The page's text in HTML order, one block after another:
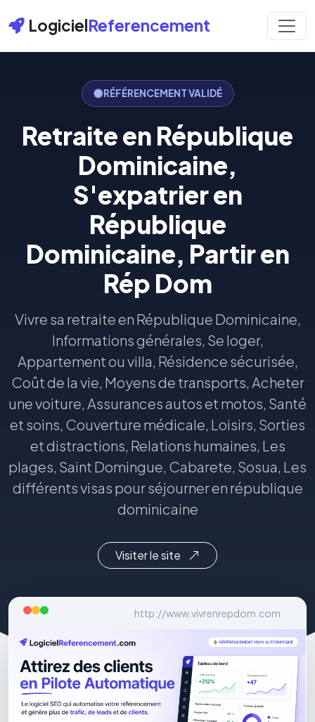
LogicielReferencement
RÉFÉRENCEMENT VALIDÉ
Retraite en République
Dominicaine,
S'expatrier en
République
Dominicaine, Partir en
Rép Dom
Vivre sa retraite en République Dominicaine,
Informations générales, Se loger,
Appartement ou villa, Résidence sécurisée,
Coût de la vie, Moyens de transports, Acheter
une voiture, Assurances autos et motos, Santé
et soins, Couverture médicale, Loisirs, Sorties
et distractions, Relations humaines, Les
plages, Saint Domingue, Cabarete, Sosua, Les
différents visas pour séjourner en république
dominicaine
Visiter le site
http://www.vivrenrepdom.com